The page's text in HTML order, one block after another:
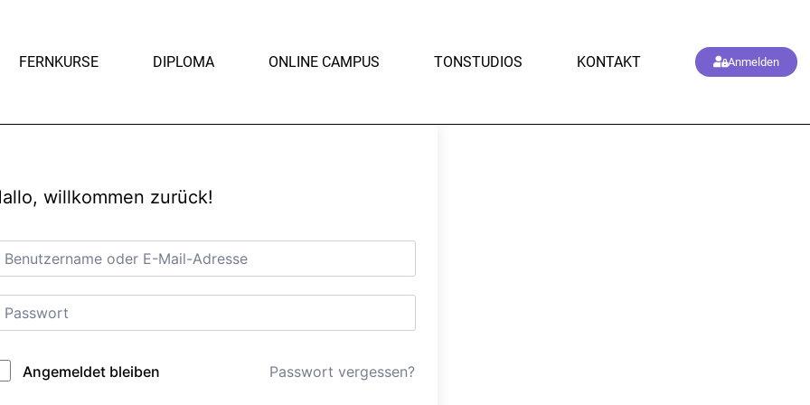
FERNKURSE DIPLOMA ONLINE CAMPUS TONSTUDIOS KONTAKT Anmelden
willkommen zurück!
Angemeldet bleiben Passwort vergessen?